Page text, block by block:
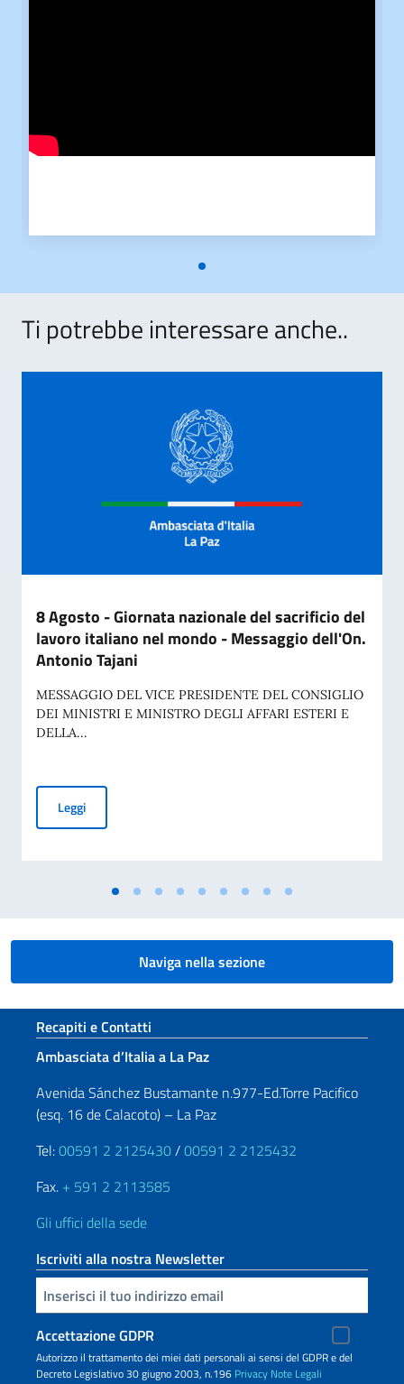
Ti potrebbe interessare anche..
8 Agosto - Giornata nazionale del sacrificio del
lavoro italiano nel mondo - Messaggio dell'On.
Antonio Tajani
MESSAGGIO DEL VICE PRESIDENTE DEL CONSIGLIO
DEI MINISTRI E MINISTRO DEGLI AFFARI ESTERI E
DELLA...
Leggi8 Agosto - Giornata nazionale del sacrificio del lavoro
Naviga nella sezione
Sezione footer
Recapiti e Contatti
Ambasciata d’Italia a La Paz
Avenida Sánchez Bustamante n.977-Ed.Torre Pacifico
(esq. 16 de Calacoto) – La Paz
Tel:00591 2 2125430/00591 2 2125432
Fax. + 591 2 2113585
Gli uffici della sede
Iscriviti alla nostra Newsletter
Inserisci la tua email
Accettazione GDPR
Autorizzo il trattamento dei miei dati personali ai sensi del GDPR e del
Decreto Legislativo 30 giugno 2003, n.196 Privacy Note Legali